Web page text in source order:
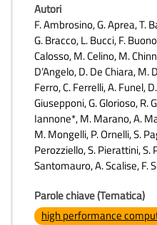
Autori
F. Ambrosino, G. Aprea, T.
G. Bracco, L. Bucci, F.
Calosso, M. Celino, M.
D’Angelo, D. De Chiara, M.
Ferro, C. Ferrelli, A. Funel,
Giusepponi, G. Glorioso, R.
Iannone*, M. Marano, A.
M. Mongelli, P. Ornelli, S.
Perozziello, S. Pierattini, S.
Santomauro, A. Scalise, F.
Parole chiave (Tematica)
high performance